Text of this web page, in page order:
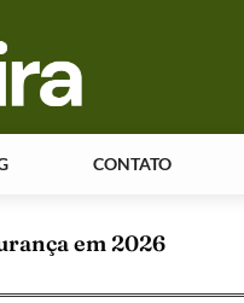
CONTATO
em 2026